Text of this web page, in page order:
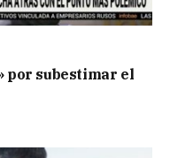
por subestimar el